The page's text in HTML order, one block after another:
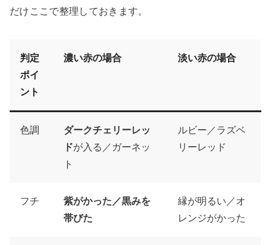
だけここで整理しておきます。
判定
ポイ
ント
濃い赤の場合 淡い赤の場合
色調
ダークチェリーレッ
ドが入る／ガーネッ
ト
ルビー／ラズベ
リーレッド
フチ
紫がかった／黒みを
帯びた
縁が明るい／オ
レンジがかった